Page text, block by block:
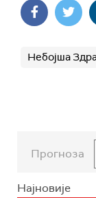
Небојша
Прогноза
Најновије